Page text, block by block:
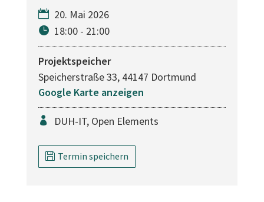
20. Mai 2026
18:00 - 21:00
Projektspeicher
Speicherstraße 33, 44147 Dortmund
Google Karte anzeigen
DUH-IT, Open Elements
Termin speichern